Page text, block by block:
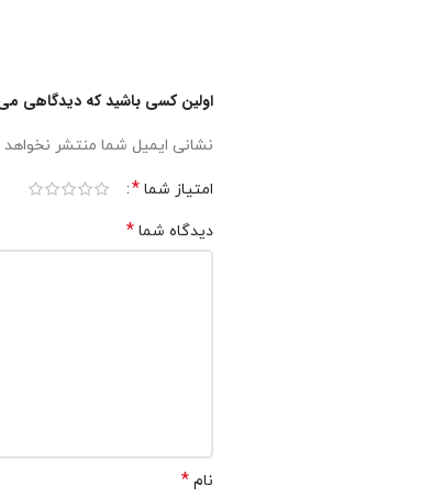
اولین کسی باشید که دیدگاهی می
نشانی ایمیل شما منتشر
امتیاز شما *
دیدگاه شما *
نام *